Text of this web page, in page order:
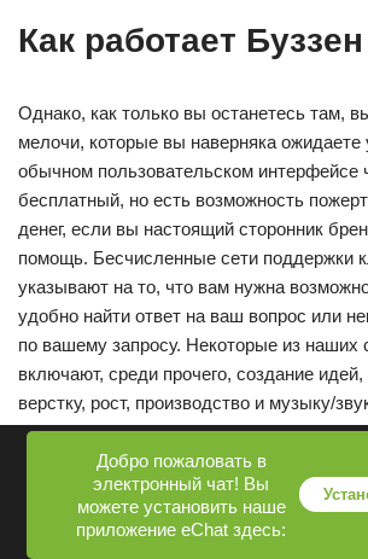
Как работает Буззен
Однако, как только вы останетесь там,
мелочи, которые вы наверняка ожидаете
обычном пользовательском интерфейсе
бесплатный, но есть возможность
денег, если вы настоящий сторонник
помощь. Бесчисленные сети поддержки
указывают на то, что вам нужна
удобно найти ответ на ваш вопрос или
по вашему запросу. Некоторые из наших
включают, среди прочего, создание идей,
верстку, рост, производство и музыку/
Нет мобильной службы. Это просто
поэтому некоторых это может
похожа на веб-страницу вопросов и
дискуссионного форума, а не на базовый
Добро пожаловать в
электронный чат! Вы
можете установить наше
приложение eChat здесь: